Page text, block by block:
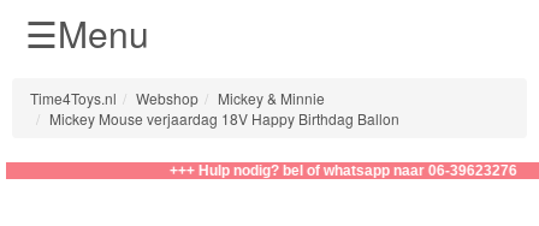
Aquabeads
Baby
Born
Baby
☰Menu
Time4Toys.nl Webshop
Mickey & Minnie
Mickey Mouse verjaardag 18V Happy Birthdag Ballon
+++ Hulp nodig? bel of whatsapp naar 06-39623276